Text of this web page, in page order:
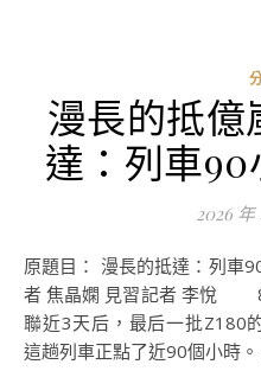
漫長的抵億
達：列車
2026 年
原題目： 漫長的抵達：列車90小時驚險求生 中青報·中青網記
者 焦晶嫻 見習記者 李悅 8
聯近3天后，最后一批Z180
這趟列車正點了近90個小時。